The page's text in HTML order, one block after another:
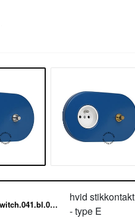
switch.041.bl.001.004-w
hvid stikkontakt
- type E